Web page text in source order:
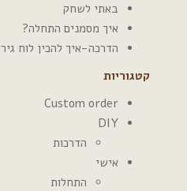
באתי לשחק
איך מסמנים התחלה?
הדרכה-איך להכין לוח גיר
קטגוריות
Custom order
DIY
הדרכות
אישי
התחלות